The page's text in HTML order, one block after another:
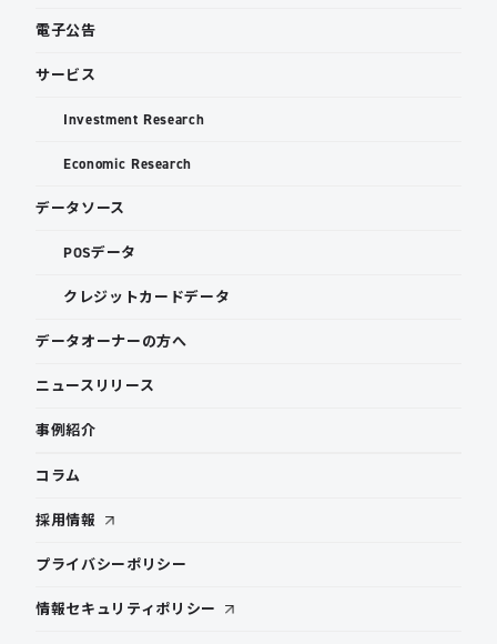
電子公告
サービス
Investment Research
Economic Research
データソース
POSデータ
クレジットカードデータ
データオーナーの方へ
ニュースリリース
事例紹介
コラム
採用情報
プライバシーポリシー
情報セキュリティポリシー